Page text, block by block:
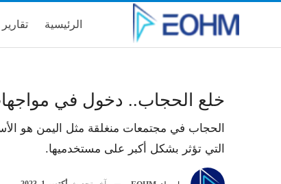
الرئيسية
خلع الحجاب.. دخول في
الحجاب في مجتمعات منغلقة مثل اليمن هو
التي تؤثر بشكل أكبر على مستخدميها.